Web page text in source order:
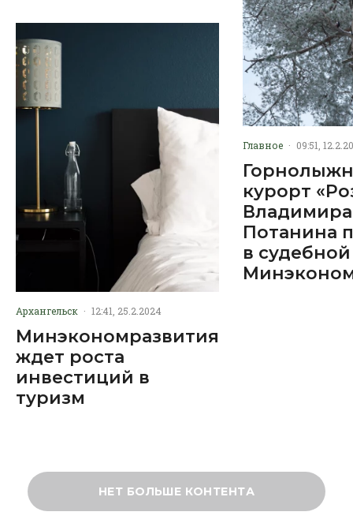
Архангельск · 12:41, 25.2.2024
Минэкономразвития
ждет роста
инвестиций в
туризм
Главное · 09:51,
курорт
Владимира
Потанина
в судебной
НЕТ БОЛЬШЕ КОНТЕНТА